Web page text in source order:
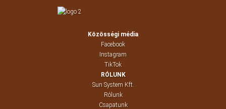
Közösségi média
Facebook
Instagram
TikTok
RÓLUNK
Sun System Kft.
Rólunk
Csapatunk